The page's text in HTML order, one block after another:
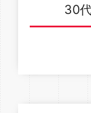
30